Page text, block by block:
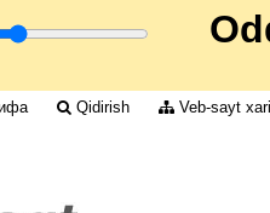
Qidirish Veb-sayt